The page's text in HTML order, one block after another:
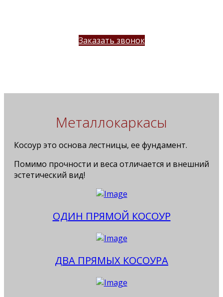
Заказать звонок
Металлокаркасы
Косоур это основа лестницы, ее фундамент.
Помимо прочности и веса отличается и внешний
эстетический вид!
ОДИН ПРЯМОЙ КОСОУР
ДВА ПРЯМЫХ КОСОУРА